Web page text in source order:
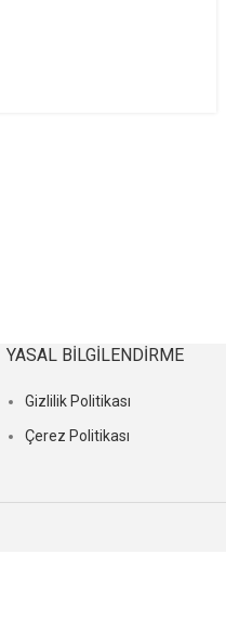
YASAL BILGILENDIRME
Gizlilik Politikası
Çerez Politikası